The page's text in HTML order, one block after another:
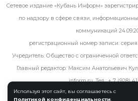
Используя этот сайт, вы соглашаетесь с
Политикой конфиденциальности
Сетевое издание «Кубань Информ»
по надзору в сфере связи,
коммуникаций
регистрационный номер записи:
Учредитель: Общество с ограниченной
Главный редактор: Максим Анатольевич
inform.ru. Тел.:+ 7 (928)